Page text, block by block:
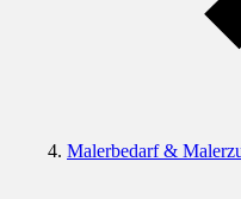
Malerbedarf &